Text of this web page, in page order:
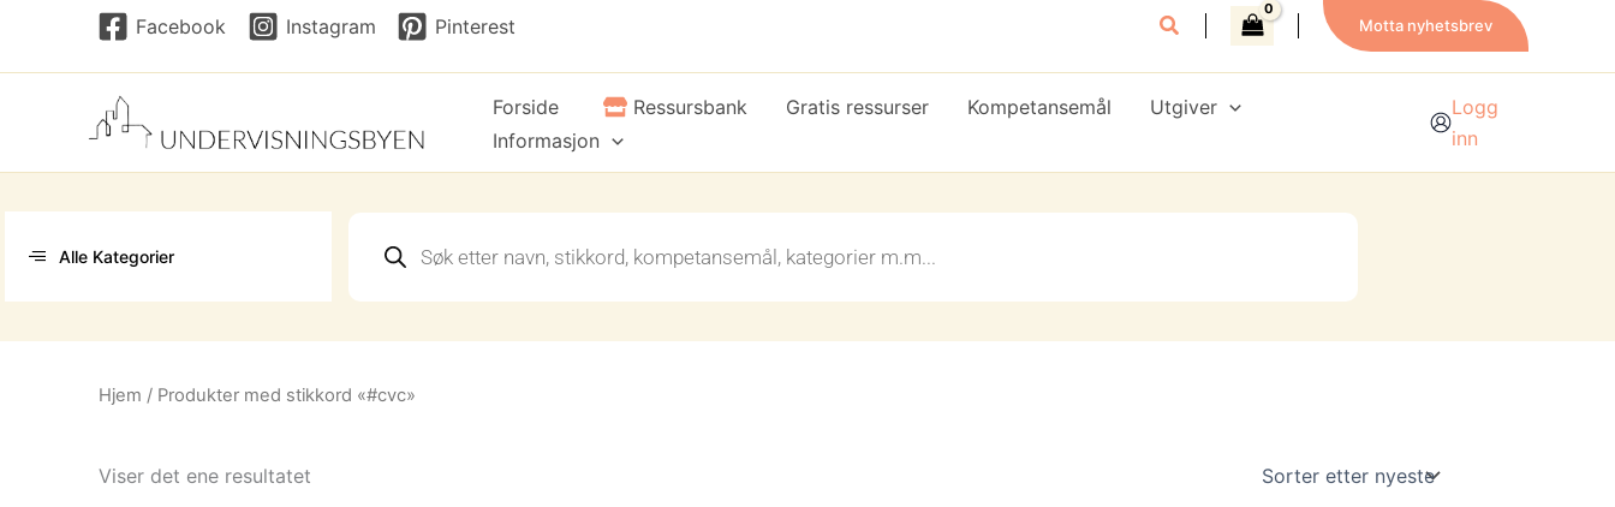
til
Facebook Instagram Pinterest Motta nyhetsbrev
Forside Ressursbank Gratis ressurser Kompetansemål
Utgiver
Informasjon
Logg
inn
Alle Kategorier
search
Hjem / Produkter med stikkord «#cvc»
Viser det ene resultatet